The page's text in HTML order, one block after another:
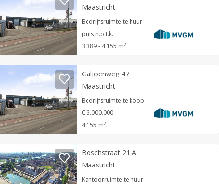
Registreren
Login
Maastricht
Bedrijfsruimte te huur
prijs n.o.t.k.
3.389 - 4.155 m2
Galjoenweg 47
Maastricht
Bedrijfsruimte te koop
€ 3.000.000
4.155 m2
Boschstraat 21 A
Maastricht
Kantoorruimte te huur